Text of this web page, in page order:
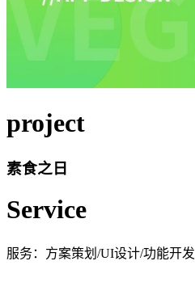
project
素食之日
Service
服务：方案策划/UI设计/功能开发